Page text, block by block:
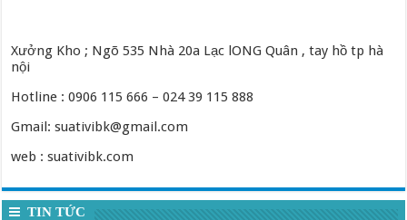
Xưởng Kho ; Ngõ 535 Nhà 20a Lạc lONG Quân , tay hồ tp hà
nội
Hotline : 0906 115 666 – 024 39 115 888
Gmail: suativibk@gmail.com
web : suativibk.com
TIN TỨC